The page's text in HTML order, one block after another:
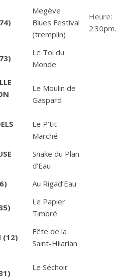
Megève
Blues Festival
(tremplin)
Heure:
2:30pm.
Le Toi du
Monde
Le Moulin de
Gaspard
Le P’tit
Marché
Snake du Plan
d’Eau
Au Rigad’Eau
Le Papier
Timbré
(12)
Fête de la
Saint-Hilarian
Le Séchoir